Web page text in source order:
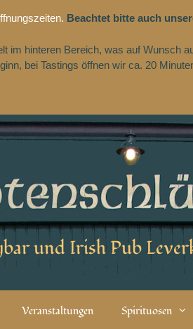
Beachtet bitte auch
im hinteren Bereich, was auf Wunsch
bei Tastings öffnen wir ca. 20
und Irish Pub
Veranstaltungen Spirituosen